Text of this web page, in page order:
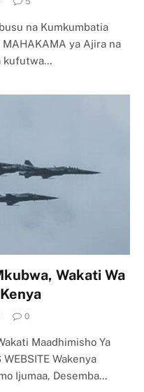
na Kumkumbatia
MAHAKAMA ya Ajira na
kufutwa…
Wakati Wa
0
Maadhimisho Ya
Wakenya
Ijumaa, Desemba…